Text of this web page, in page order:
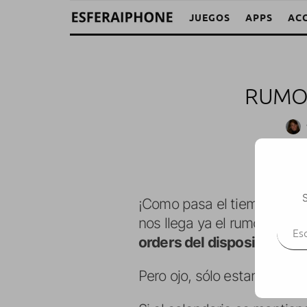
JUEGOS APPS
¡Como pasa el tiempo!
nos llega ya el rumor de que
orders del dispositivo.
Pero ojo, sólo estaría